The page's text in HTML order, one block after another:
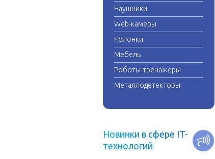
Наушники
Web-камеры
Колонки
Мебель
Роботы-тренажеры
Металлодетекторы
Новинки в сфере IT-
технологий